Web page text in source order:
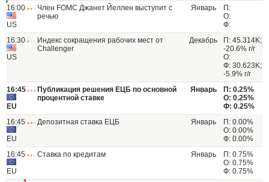
16:00
US
Член FOMC Джанет Йеллен выступит с
речью
Январь
П:
О:
Ф:
16:30
US
Индекс сокращения рабочих мест от
Challenger
Декабрь
П: 45.314K;
-20.6% г/г
О:
Ф: 30.623K;
-5.9% г/г
16:45
EU
Публикация решения ЕЦБ по основной
процентной ставке
Январь
П: 0.25%
О: 0.25%
Ф: 0.25%
16:45
EU
Депозитная ставка ЕЦБ Январь
П: 0.00%
О: 0.00%
Ф: 0.00%
16:45
EU
Ставка по кредитам Январь
П: 0.75%
О: 0.75%
Ф: 0.75%